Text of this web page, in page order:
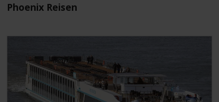
Wissen
Suche
Phoenix Reisen